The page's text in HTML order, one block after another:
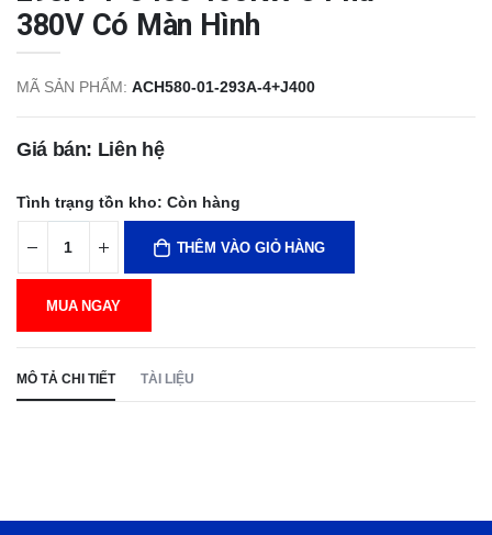
380V Có Màn Hình
MÃ SẢN PHẨM: ACH580-01-293A-4+J400
Giá bán: Liên hệ
Tình trạng tồn kho: Còn hàng
THÊM VÀO GIỎ HÀNG
MUA NGAY
MÔ TẢ CHI TIẾT TÀI LIỆU